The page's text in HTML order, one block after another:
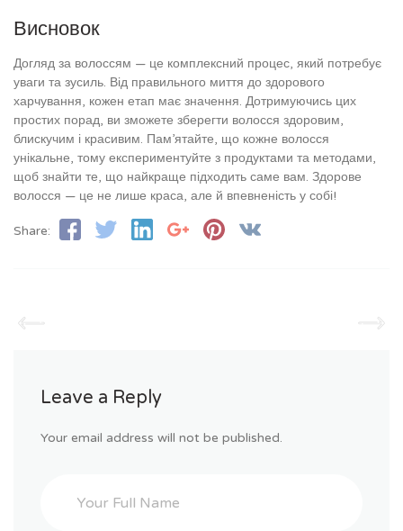
Висновок
Догляд за волоссям — це комплексний процес, який потребує
уваги та зусиль. Від правильного миття до здорового
харчування, кожен етап має значення. Дотримуючись цих
простих порад, ви зможете зберегти волосся здоровим,
блискучим і красивим. Пам’ятайте, що кожне волосся
унікальне, тому експериментуйте з продуктами та методами,
щоб знайти те, що найкраще підходить саме вам. Здорове
волосся — це не лише краса, але й впевненість у собі!
Share:
Leave a Reply
Your email address will not be published.